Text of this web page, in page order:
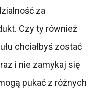
za
Czy ty również
chciałbyś zostać
i nie zamykaj się
pukać z różnych